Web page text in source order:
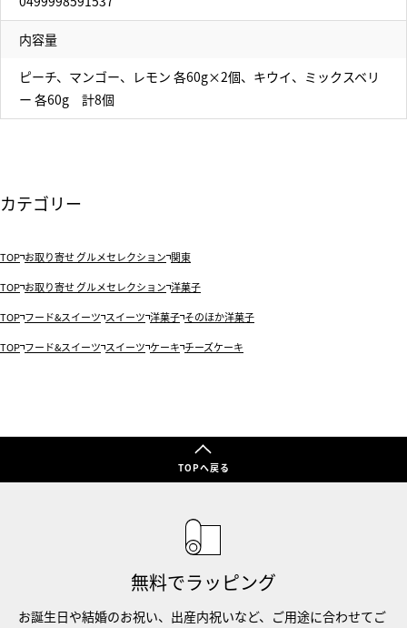
内容量
ピーチ、マンゴー、レモン 各60g×2個、キウイ、ミックスベリ
ー 各60g 計8個
カテゴリー
TOP お取り寄せ グルメセレクション 関東
TOP お取り寄せ グルメセレクション 洋菓子
TOP フード&スイーツ スイーツ 洋菓子 そのほか洋菓子
TOP フード&スイーツ スイーツ ケーキ チーズケーキ
TOPへ戻る
無料でラッピング
お誕生日や結婚のお祝い、出産内祝いなど、ご用途に合わせてご